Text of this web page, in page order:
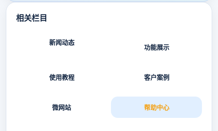
相关栏目
新闻动态
功能展示
使用教程 客户案例
微网站 帮助中心